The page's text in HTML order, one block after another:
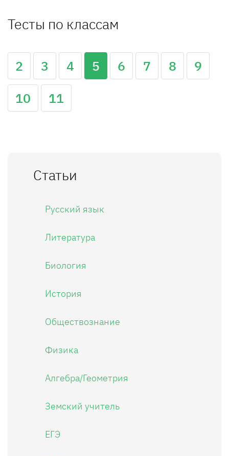
Тесты по классам
2 3 4 5 6 7 8
9
10
11
Статьи
Русский язык
Литература
Биология
История
Обществознание
Физика
Алгебра/Геометрия
Земский учитель
ЕГЭ